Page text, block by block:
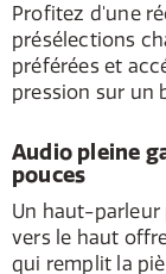
Profitez d'une
présélections
préférées et
pression sur un
Audio pleine
pouces
Un haut-parleur
vers le haut
qui remplit la